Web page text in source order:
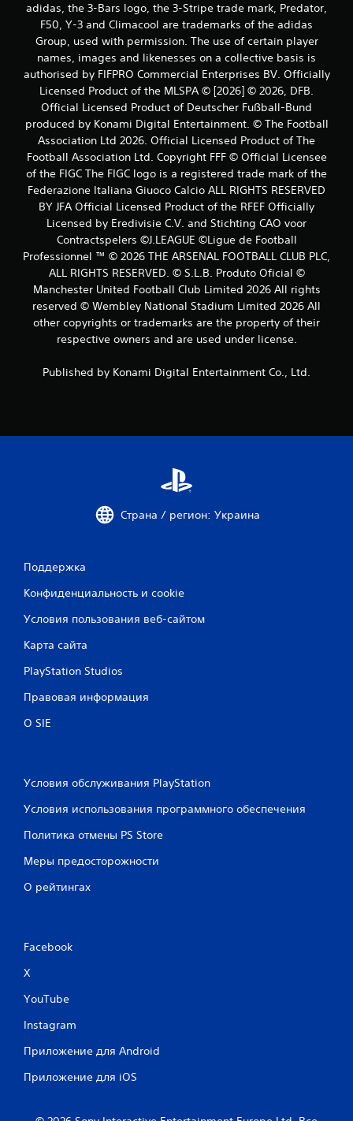
и
7
о
ц
е
н
о
к
adidas, the 3-Bars logo, the 3-Stripe trade mark, Predator,
F50, Y-3 and Climacool are trademarks of the adidas
Group, used with permission. The use of certain player
names, images and likenesses on a collective basis is
authorised by FIFPRO Commercial Enterprises BV. Officially
Licensed Product of the MLSPA © [2026] © 2026, DFB.
Official Licensed Product of Deutscher Fußball-Bund
produced by Konami Digital Entertainment. © The Football
Association Ltd 2026. Official Licensed Product of The
Football Association Ltd. Copyright FFF © Official Licensee
of the FIGC The FIGC logo is a registered trade mark of the
Federazione Italiana Giuoco Calcio ALL RIGHTS RESERVED
BY JFA Official Licensed Product of the RFEF Officially
Licensed by Eredivisie C.V. and Stichting CAO voor
Contractspelers ©J.LEAGUE ©Ligue de Football
Professionnel ™ © 2026 THE ARSENAL FOOTBALL CLUB PLC,
ALL RIGHTS RESERVED. © S.L.B. Produto Oficial ©
Manchester United Football Club Limited 2026 All rights
reserved © Wembley National Stadium Limited 2026 All
other copyrights or trademarks are the property of their
respective owners and are used under license.
Published by Konami Digital Entertainment Co., Ltd.
Страна / регион: Украина
Поддержка
Конфиденциальность и cookie
Условия пользования веб-сайтом
Карта сайта
PlayStation Studios
Правовая информация
О SIE
Условия обслуживания PlayStation
Условия использования программного обеспечения
Политика отмены PS Store
Меры предосторожности
О рейтингах
Facebook
X
YouTube
Instagram
Приложение для Android
Приложение для iOS